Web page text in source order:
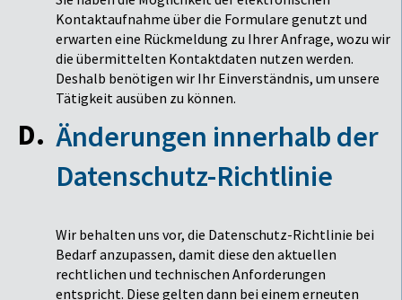
Kontaktaufnahme über die Formulare genutzt und
erwarten eine Rückmeldung zu Ihrer Anfrage, wozu wir
die übermittelten Kontaktdaten nutzen werden.
Deshalb benötigen wir Ihr Einverständnis, um unsere
Tätigkeit ausüben zu können.
Änderungen innerhalb der
Datenschutz-Richtlinie
Wir behalten uns vor, die Datenschutz-Richtlinie bei
Bedarf anzupassen, damit diese den aktuellen
rechtlichen und technischen Anforderungen
entspricht. Diese gelten dann bei einem erneuten